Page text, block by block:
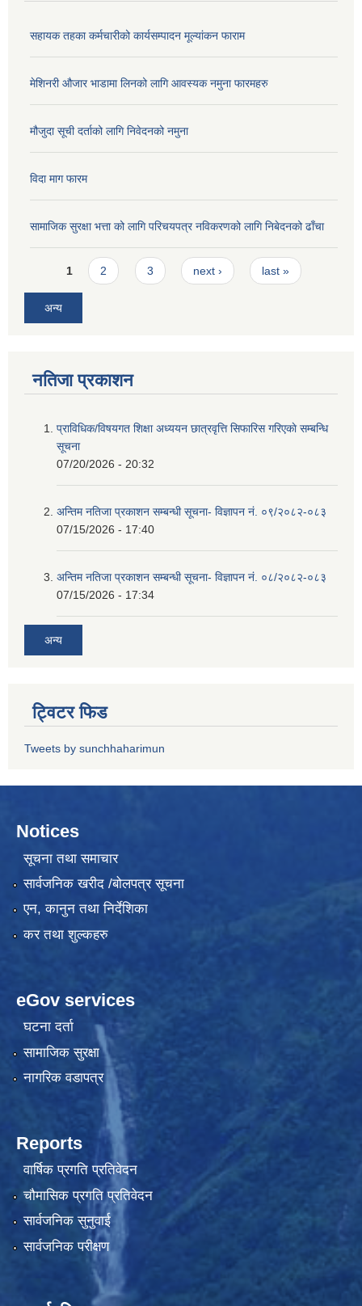
सहायक तहका कर्मचारीको कार्यसम्पादन मूल्यांकन फाराम
मेशिनरी औजार भाडामा लिनको लागि आवस्यक नमुना फारमहरु
मौजुदा सूची दर्ताको लागि निवेदनको नमुना
विदा माग फारम
सामाजिक सुरक्षा भत्ता को लागि परिचयपत्र नविकरणको लागि निबेदनको ढाँचा
Pages
1 2 3 next › last »
अन्य
नतिजा प्रकाशन
प्राविधिक/विषयगत शिक्षा अध्ययन छात्रवृत्ति सिफारिस गरिएकाे सम्बन्धि
सूचना
07/20/2026 - 20:32
अन्तिम नतिजा प्रकाशन सम्बन्धी सूचना- विज्ञापन नं. ०९/२०८२-०८३
07/15/2026 - 17:40
अन्तिम नतिजा प्रकाशन सम्बन्धी सूचना- विज्ञापन नं. ०८/२०८२-०८३
07/15/2026 - 17:34
अन्य
ट्विटर फिड
Tweets by sunchhaharimun
Notices
सूचना तथा समाचार
सार्वजनिक खरीद /बोलपत्र सूचना
एन, कानुन तथा निर्देशिका
कर तथा शुल्कहरु
eGov services
घटना दर्ता
सामाजिक सुरक्षा
नागरिक वडापत्र
Reports
वार्षिक प्रगति प्रतिवेदन
चौमासिक प्रगति प्रतिवेदन
सार्वजनिक सुनुवाई
सार्वजनिक परीक्षण